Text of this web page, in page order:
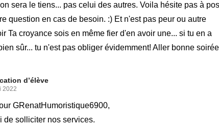
sera le tiens... pas celui des autres. Voila hésite pas à
question en cas de besoin. :) Et n'est pas peur ou autre
Ta croyance sois en même fier d'en avoir une... si tu en a
sûr... tu n'est pas obliger évidemment! Aller bonne
d’élève
2022
GRenatHumoristique6900,
de solliciter nos services.